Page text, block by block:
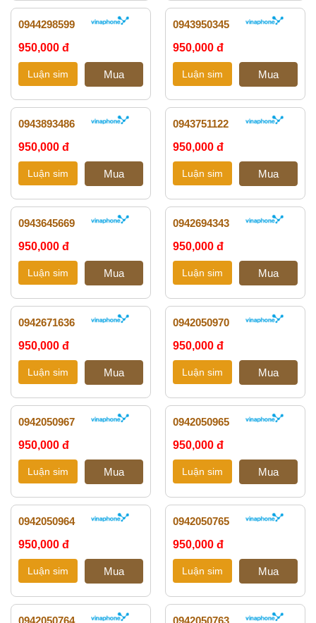
0944298599
950,000 đ
0943950345
950,000 đ
0943893486
950,000 đ
0943751122
950,000 đ
0943645669
950,000 đ
0942694343
950,000 đ
0942671636
950,000 đ
0942050970
950,000 đ
0942050967
950,000 đ
0942050965
950,000 đ
0942050964
950,000 đ
0942050765
950,000 đ
0942050764 0942050763